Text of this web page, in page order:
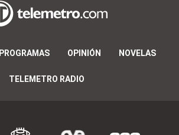
PROGRAMAS OPINIÓN NOVELAS
TELEMETRO RADIO